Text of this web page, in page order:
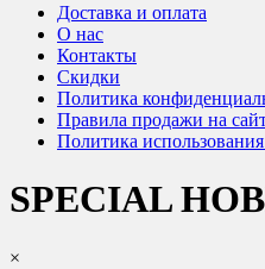
Доставка и оплата
О нас
Контакты
Скидки
Политика
Правила продажи на
Политика
SPECIAL
×